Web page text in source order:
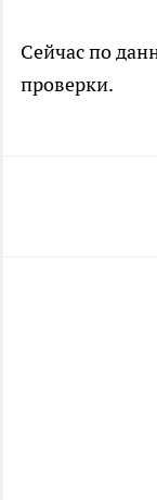
Сейчас по
проверки.